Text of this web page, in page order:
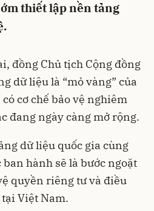
thiết lập nền tảng
đồng Chủ tịch Cộng đồng
dữ liệu là “mỏ vàng” của
cơ chế bảo vệ nghiêm
đang ngày càng mở rộng.
dữ liệu quốc gia cùng
hành sẽ là bước ngoặt
quyền riêng tư và điều
Việt Nam.